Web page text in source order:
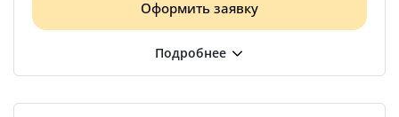
Оформить заявку